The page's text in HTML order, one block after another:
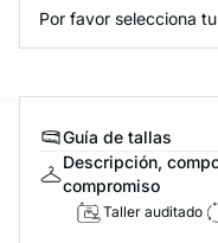
Por favor selecciona
Guía de tallas
Descripción,
compromiso
Taller auditado